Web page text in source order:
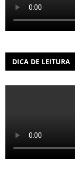
DICA DE LEITURA